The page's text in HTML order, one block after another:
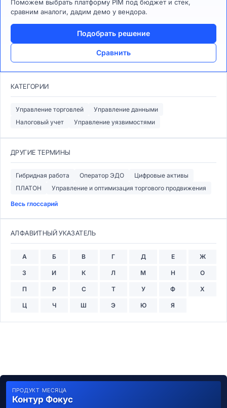
Поможем выбрать платформу PIM под бюджет и стек,
сравним аналоги, дадим демо у вендора.
Подобрать решение
Сравнить
КАТЕГОРИИ
Управление торговлей
Управление данными
Налоговый учет
Управление уязвимостями
ДРУГИЕ ТЕРМИНЫ
Гибридная работа Оператор ЭДО
Цифровые активы
ПЛАТОН
Управление и оптимизация торгового продвижения
Весь глоссарий
АЛФАВИТНЫЙ УКАЗАТЕЛЬ
А Б В Г Д Е Ж
З И К Л М Н О
П Р С Т У Ф Х
Ц Ч Ш Э Ю Я
ПРОДУКТ МЕСЯЦА
Контур Фокус